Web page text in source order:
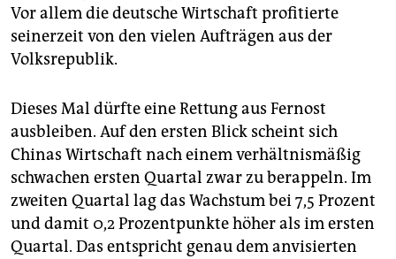
Vor allem die deutsche Wirtschaft profitierte
seinerzeit von den vielen Aufträgen aus der
Volksrepublik.
Dieses Mal dürfte eine Rettung aus Fernost
ausbleiben. Auf den ersten Blick scheint sich
Chinas Wirtschaft nach einem verhältnismäßig
schwachen ersten Quartal zwar zu berappeln. Im
zweiten Quartal lag das Wachstum bei 7,5 Prozent
und damit 0,2 Prozentpunkte höher als im ersten
Quartal. Das entspricht genau dem anvisierten